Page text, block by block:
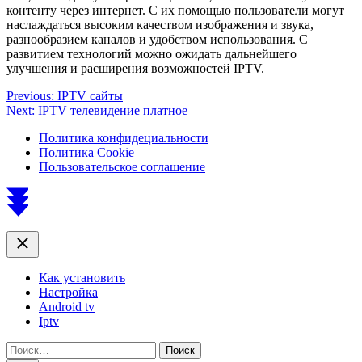
контенту через интернет. С их помощью пользователи могут
наслаждаться высоким качеством изображения и звука,
разнообразием каналов и удобством использования. С
развитием технологий можно ожидать дальнейшего
улучшения и расширения возможностей IPTV.
Навигация
по
записям
Previous: IPTV сайты
Next: IPTV телевидение платное
Политика конфидециальности
Политика Cookie
Пользовательское соглашение
Scroll
to
Close
Как установить
Настройка
Android tv
Iptv
Найти: